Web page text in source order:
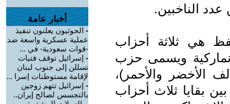
هي ثلاثة أحزاب
ويسمى حزب
الأخضر والأحمر)،
1989 كتحالف بين بقايا ثلاث أحزاب
أخبار عامة
- الحوثيون يعلنون تنفيذ
عملية عسكرية واسعة ضد
-قوات سعودية- في ...
- إسرائيل توقف فتيات
تسللن إلى جنوب لبنان
لإقامة مستوطنات إسرا ...
- إسرائيل تتهم زوجين
بالتجسس لصالح إيران..